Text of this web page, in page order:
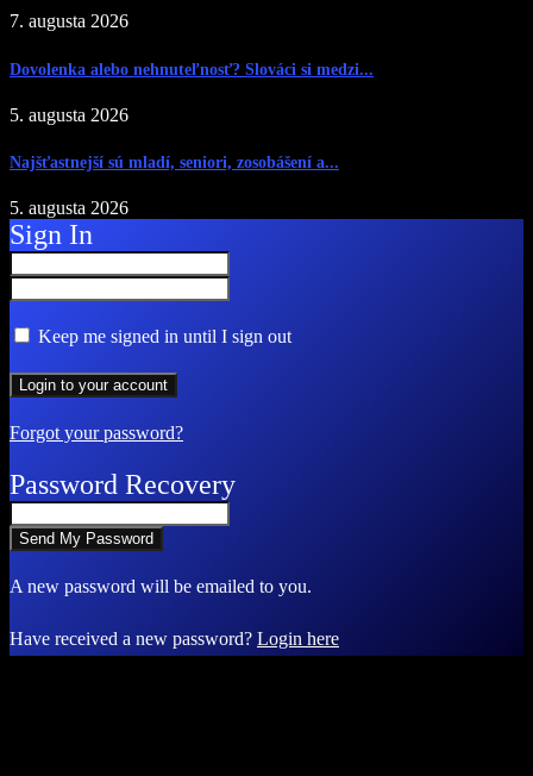
7. augusta 2026
Dovolenka alebo nehnuteľnosť? Slováci si medzi...
5. augusta 2026
Najšťastnejší sú mladí, seniori, zosobášení a...
5. augusta 2026
Sign In
Keep me signed in until I sign out
Forgot your password?
Password Recovery
A new password will be emailed to you.
Have received a new password? Login here